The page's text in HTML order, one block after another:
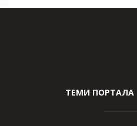
ТЕМИ ПОРТАЛА